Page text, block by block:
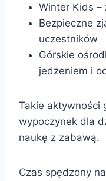
Winter Kids –
Bezpieczne
uczestników
Górskie
jedzeniem i
Takie aktywności
wypoczynek dla
naukę z zabawą.
Czas spędzony